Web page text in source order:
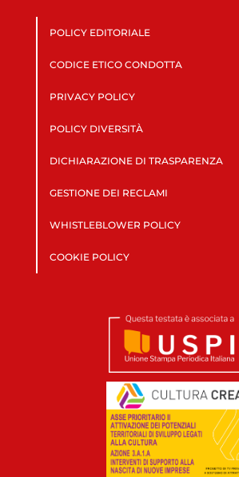
POLICY EDITORIALE
CODICE ETICO CONDOTTA
PRIVACY POLICY
POLICY DIVERSITÀ
DICHIARAZIONE DI TRASPARENZA
GESTIONE DEI RECLAMI
WHISTLEBLOWER POLICY
COOKIE POLICY